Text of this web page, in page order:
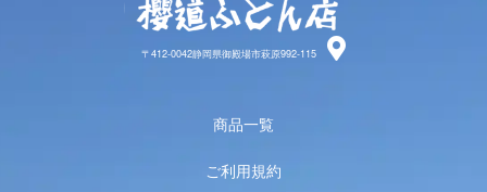
〒412-0042静岡県御殿場市萩原992-115
商品一覧
ご利用規約